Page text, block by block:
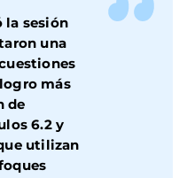
la sesión
una
más
de
6.2 y
utilizan